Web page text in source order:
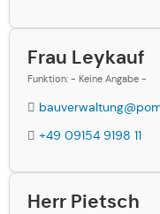
Frau Leykauf
Funktion: - Keine Angabe -
+49 09154 9198 11
Herr Pietsch